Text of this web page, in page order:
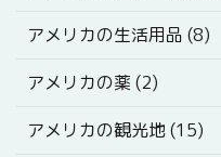
アメリカの生活用品 (8)
アメリカの薬 (2)
アメリカの観光地 (15)